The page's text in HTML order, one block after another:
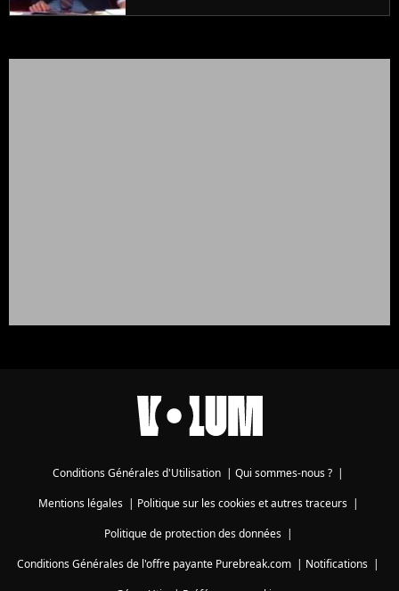
Conditions Générales d'Utilisation | Qui sommes-nous ? |
Mentions légales| Politique sur les cookies et autres traceurs|
Politique de protection des données|
Conditions Générales de l'offre payante Purebreak.com | Notifications |